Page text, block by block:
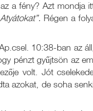
a fény? Azt mondja
Régen a
10:38-ban az
pénzt gyűjtsön az
volt. Jót
azokat, de soha